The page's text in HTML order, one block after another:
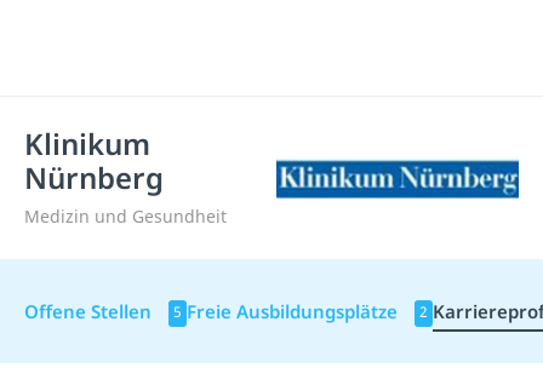
Klinikum
Nürnberg
Medizin und Gesundheit
Offene Stellen 5 Freie Ausbildungsplätze 2